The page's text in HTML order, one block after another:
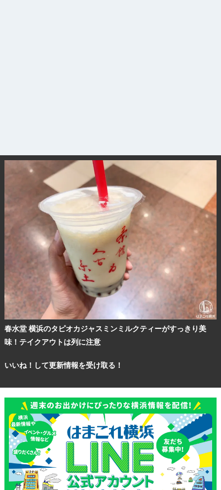
春水堂 横浜のタピオカジャスミンミルクティーがすっきり美
味！テイクアウトは列に注意
いいね！して更新情報を受け取る！